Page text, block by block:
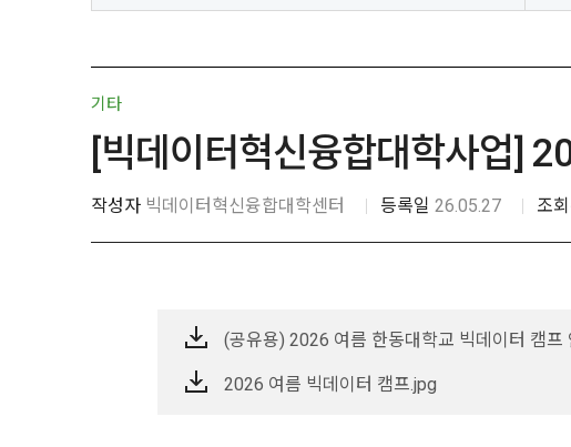
기타
[빅데이터혁신융합대학사업]
작성자 빅데이터혁신융합대학센터 등록일 26.05.27 조
(공유용) 2026 여름 한동대학교 빅데이터 캠프
2026 여름 빅데이터 캠프.jpg